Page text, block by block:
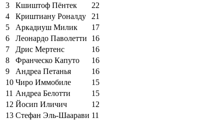
3
Кшиштоф Пёнтек
22
4
Криштиану Роналду
21
5
Аркадиуш Милик
17
6
Леонардо Паволетти
16
7
Дрис Мертенс
16
8
Франческо Капуто
16
9
Андреа Петанья
16
10 Чиро Иммобиле
15
11 Андреа Белотти
15
12 Йосип Иличич
12
13 Стефан Эль-Шаарави 11